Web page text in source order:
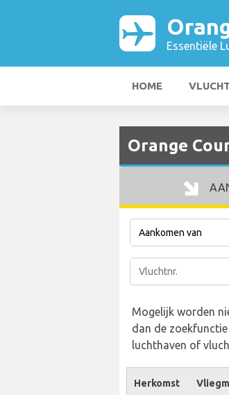
Essentiële
HOME
Orange
Mogelijk worden
dan de
luchthaven of
Herkomst